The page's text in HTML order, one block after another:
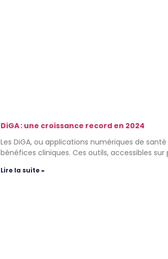
DiGA : une croissance record en 2024
Les DiGA, ou applications numériques de
bénéfices cliniques. Ces outils, accessibles
Lire la suite »